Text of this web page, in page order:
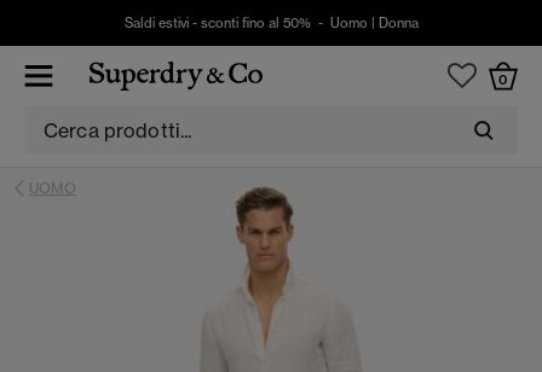
Saldi estivi - sconti fino al 50% - Uomo Donna
0
UOMO